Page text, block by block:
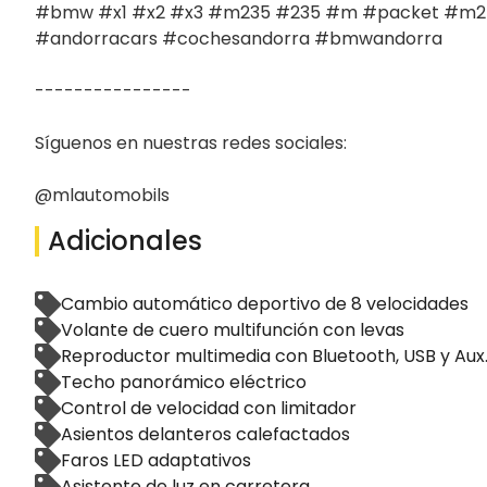
#bmw #x1 #x2 #x3 #m235 #235 #m #packet
#andorracars #cochesandorra #bmwandorra
----------------
Síguenos en nuestras redes sociales:
@mlautomobils
Adicionales
Cambio automático deportivo de 8 velocidades
Volante de cuero multifunción con levas
Reproductor multimedia con Bluetooth, USB y Aux.
Techo panorámico eléctrico
Control de velocidad con limitador
Asientos delanteros calefactados
Faros LED adaptativos